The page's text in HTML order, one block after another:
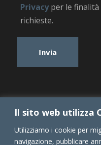
Il sito web utilizza
Utilizziamo i cookie per
navigazione, pubblicare
Privacyper le finalità
richieste.